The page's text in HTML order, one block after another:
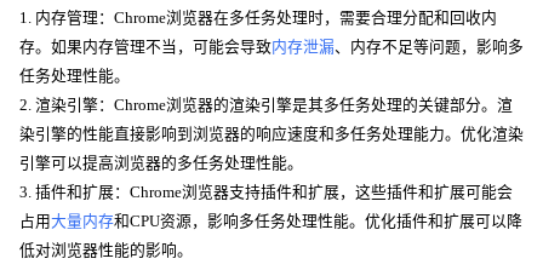
1. 内存管理：Chrome浏览器在多任务处理时，需要合理分配和回收内
存。如果内存管理不当，可能会导致内存泄漏、内存不足等问题，影响多
任务处理性能。
2. 渲染引擎：Chrome浏览器的渲染引擎是其多任务处理的关键部分。渲
染引擎的性能直接影响到浏览器的响应速度和多任务处理能力。优化渲染
引擎可以提高浏览器的多任务处理性能。
3. 插件和扩展：Chrome浏览器支持插件和扩展，这些插件和扩展可能会
占用大量内存和CPU资源，影响多任务处理性能。优化插件和扩展可以降
低对浏览器性能的影响。